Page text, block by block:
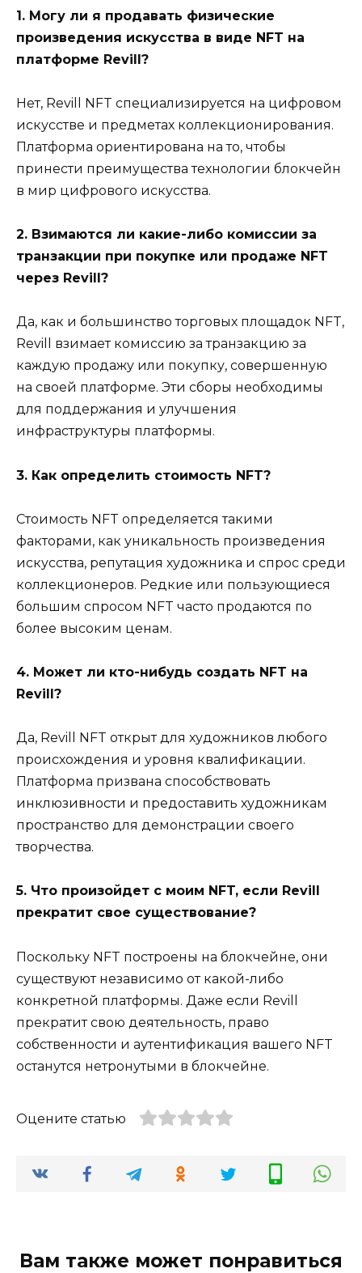
1. Могу ли я продавать физические
произведения искусства в виде NFT на
платформе Revill?
Нет, Revill NFT специализируется на цифровом
искусстве и предметах коллекционирования.
Платформа ориентирована на то, чтобы
принести преимущества технологии блокчейн
в мир цифрового искусства.
2. Взимаются ли какие-либо комиссии за
транзакции при покупке или продаже NFT
через Revill?
Да, как и большинство торговых площадок NFT,
Revill взимает комиссию за транзакцию за
каждую продажу или покупку, совершенную
на своей платформе. Эти сборы необходимы
для поддержания и улучшения
инфраструктуры платформы.
3. Как определить стоимость NFT?
Стоимость NFT определяется такими
факторами, как уникальность произведения
искусства, репутация художника и спрос среди
коллекционеров. Редкие или пользующиеся
большим спросом NFT часто продаются по
более высоким ценам.
4. Может ли кто-нибудь создать NFT на
Revill?
Да, Revill NFT открыт для художников любого
происхождения и уровня квалификации.
Платформа призвана способствовать
инклюзивности и предоставить художникам
пространство для демонстрации своего
творчества.
5. Что произойдет с моим NFT, если Revill
прекратит свое существование?
Поскольку NFT построены на блокчейне, они
существуют независимо от какой-либо
конкретной платформы. Даже если Revill
прекратит свою деятельность, право
собственности и аутентификация вашего NFT
останутся нетронутыми в блокчейне.
Оцените статью
Вам также может понравиться